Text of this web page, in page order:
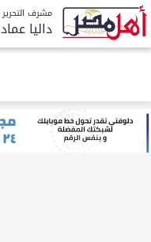
مشرف التحرير
داليا عماد